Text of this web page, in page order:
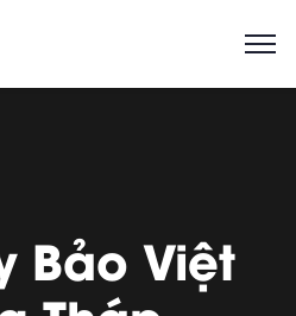
Bảo Việt